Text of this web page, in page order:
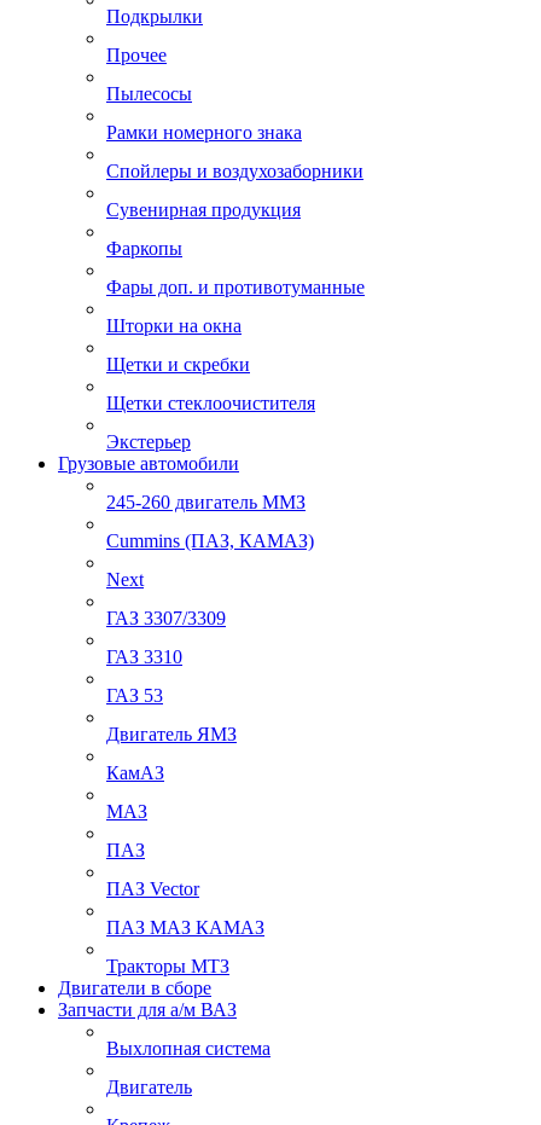
Подкрылки
Прочее
Пылесосы
Рамки номерного знака
Спойлеры и воздухозаборники
Сувенирная продукция
Фаркопы
Фары доп. и противотуманные
Шторки на окна
Щетки и скребки
Щетки стеклоочистителя
Экстерьер
Грузовые автомобили
245-260 двигатель ММЗ
Cummins (ПАЗ, КАМАЗ)
Next
ГАЗ 3307/3309
ГАЗ 3310
ГАЗ 53
Двигатель ЯМЗ
КамАЗ
МАЗ
ПАЗ
ПАЗ Vector
ПАЗ МАЗ КАМАЗ
Тракторы МТЗ
Двигатели в сборе
Запчасти для а/м ВАЗ
Выхлопная система
Двигатель